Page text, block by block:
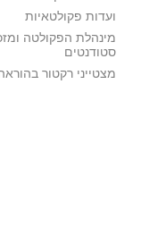
ועדות פקולטאיות
מינהלת הפקולטה
סטודנטים
מצטייני רקטור